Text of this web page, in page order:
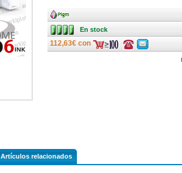
Ancho
En stock En stock
112,63€ con
Consulte
ofertas
Consulte
ofertas
Artículos relacionados